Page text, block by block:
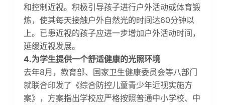
和控制近视。积极引导孩子进行户外活动或体育锻
炼，使其每天接触户外自然光的时间达60分钟以
上。已患近视的孩子应进一步增加户外活动时间，
延缓近视发展。
4.为学生提供一个舒适健康的光照环境
去年8月，教育部、国家卫生健康委员会等八部门
就联合印发了《综合防控儿童青少年近视实施方
案》，方案指出学校应严格按照普通中小学校、中